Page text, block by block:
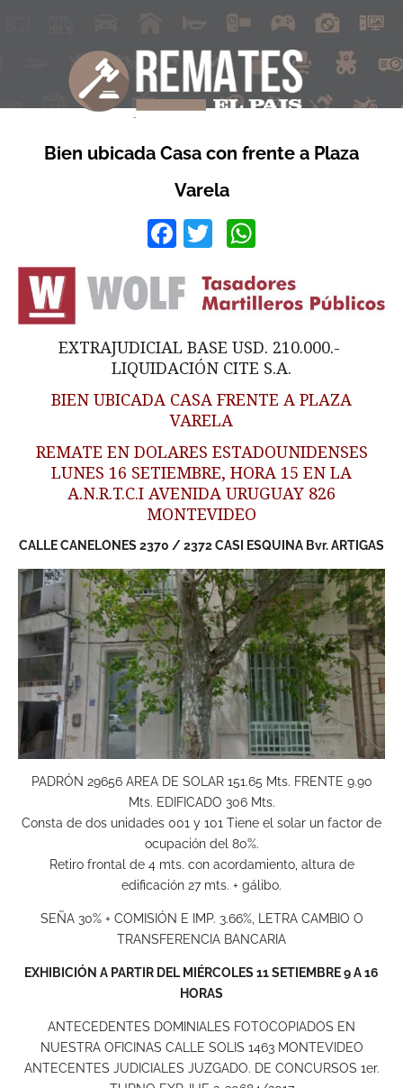
Bien ubicada Casa con frente a Plaza
Varela
Facebook
Twitter
EXTRAJUDICIAL BASE USD. 210.000.-
LIQUIDACIÓN CITE S.A.
BIEN UBICADA CASA FRENTE A PLAZA
VARELA
REMATE EN DOLARES ESTADOUNIDENSES
LUNES 16 SETIEMBRE, HORA 15 EN LA
A.N.R.T.C.I AVENIDA URUGUAY 826
MONTEVIDEO
CALLE CANELONES 2370 / 2372 CASI ESQUINA Bvr. ARTIGAS
PADRÓN 29656 AREA DE SOLAR 151.65 Mts. FRENTE 9.90
Mts. EDIFICADO 306 Mts.
Consta de dos unidades 001 y 101 Tiene el solar un factor de
ocupación del 80%.
Retiro frontal de 4 mts. con acordamiento, altura de
edificación 27 mts. + gálibo.
SEÑA 30% + COMISIÓN E IMP. 3.66%, LETRA CAMBIO O
TRANSFERENCIA BANCARIA
EXHIBICIÓN A PARTIR DEL MIÉRCOLES 11 SETIEMBRE 9 A 16
HORAS
ANTECEDENTES DOMINIALES FOTOCOPIADOS EN
NUESTRA OFICINAS CALLE SOLIS 1463 MONTEVIDEO
ANTECENTES JUDICIALES JUZGADO. DE CONCURSOS 1er.